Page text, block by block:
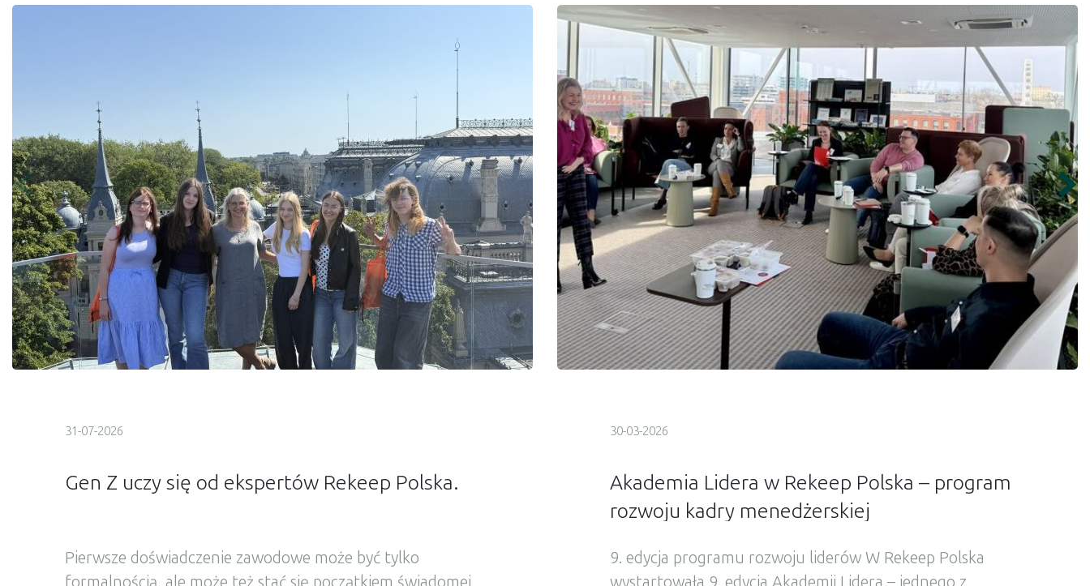
31-07-2026
Gen Z uczy się od ekspertów Rekeep Polska.
Pierwsze doświadczenie zawodowe może być tylko
formalnością, ale może też stać się początkiem świadomej
30-03-2026
Akademia Lidera w Rekeep Polska – program
rozwoju kadry menedżerskiej
9. edycja programu rozwoju liderów W Rekeep Polska
wystartowała 9. edycja Akademii Lidera – jednego z